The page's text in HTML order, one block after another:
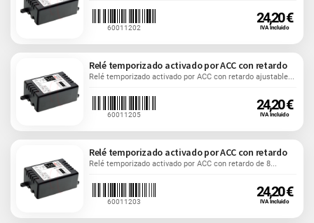
60011202
24,20 €
IVA Incluido
Relé temporizado activado por ACC con retardo
Relé temporizado activado por ACC con retardo ajustable...
60011205
24,20 €
IVA Incluido
Relé temporizado activado por ACC con retardo
Relé temporizado activado por ACC con retardo de 8...
60011203
24,20 €
IVA Incluido